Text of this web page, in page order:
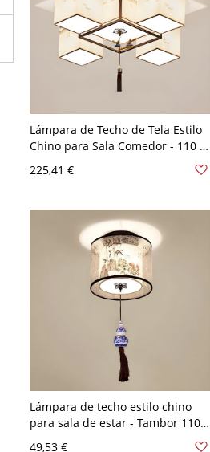
Lámpara de Techo de Tela Estilo
Chino para Sala Comedor - 110 A
225,41 €
Lámpara de techo estilo chino
para sala de estar - Tambor 110
49,53 €